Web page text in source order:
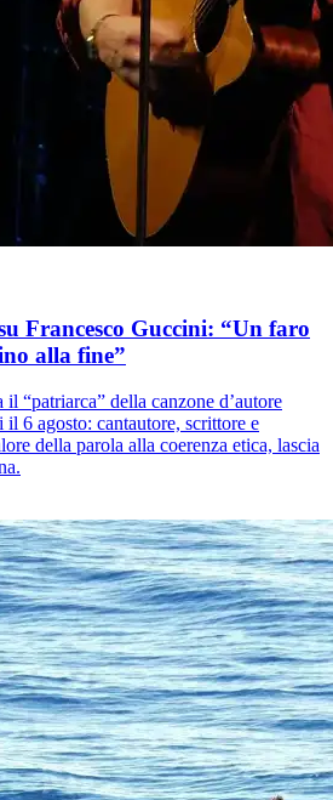
Francesco Guccini: “Un faro
alla fine”
“patriarca” della canzone d’autore
6 agosto: cantautore, scrittore e
della parola alla coerenza etica, lascia